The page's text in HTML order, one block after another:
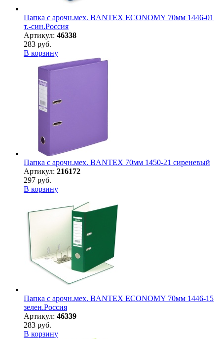
Папка с арочн.мех. BANTEX ECONOMY 70мм 1446-01
т.-син.Россия
Артикул: 46338
283 руб.
В корзину
Папка с арочн.мех. BANTEX 70мм 1450-21 сиреневый
Артикул: 216172
297 руб.
В корзину
Папка с арочн.мех. BANTEX ECONOMY 70мм 1446-15
зелен.Россия
Артикул: 46339
283 руб.
В корзину